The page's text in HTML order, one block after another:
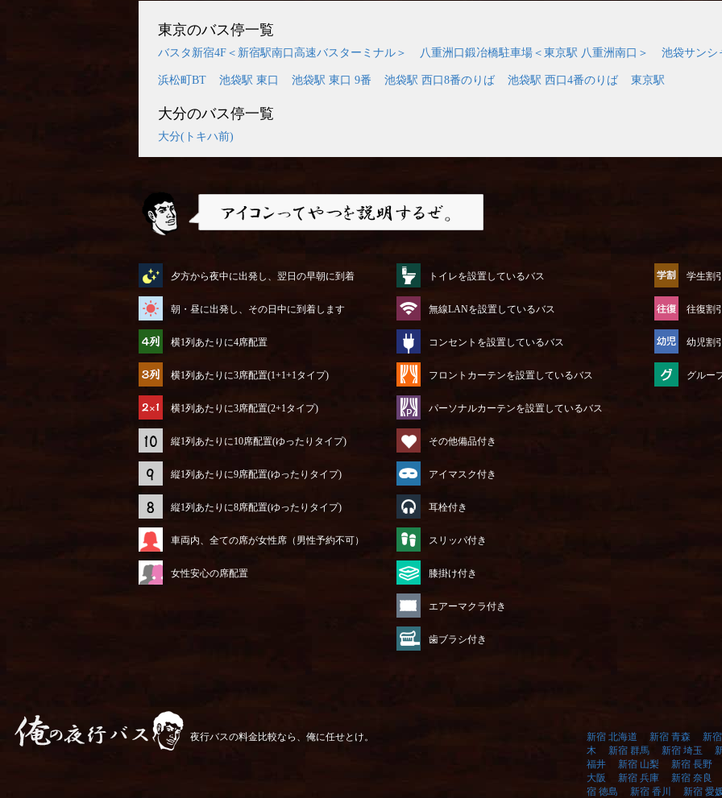
東京のバス停一覧
バスタ新宿4F＜新宿駅南口高速バスターミナル＞ 八重洲口鍛冶橋駐車場＜東京駅 八重洲南口＞ 池袋サンシ
浜松町BT 池袋駅 東口 池袋駅 東口 9番 池袋駅 西口8番のりば 池袋駅 西口4番のりば 東京駅
大分のバス停一覧
大分(トキハ前)
夕方から夜中に出発し、翌日の早朝に到着
朝・昼に出発し、その日中に到着します
横1列あたりに4席配置
横1列あたりに3席配置(1+1+1タイプ)
横1列あたりに3席配置(2+1タイプ)
縦1列あたりに10席配置(ゆったりタイプ)
縦1列あたりに9席配置(ゆったりタイプ)
縦1列あたりに8席配置(ゆったりタイプ)
車両内、全ての席が女性席（男性予約不可）
女性安心の席配置
トイレを設置しているバス
無線LANを設置しているバス
コンセントを設置しているバス
フロントカーテンを設置しているバス
パーソナルカーテンを設置しているバス
その他備品付き
アイマスク付き
耳栓付き
スリッパ付き
膝掛け付き
エアーマクラ付き
歯ブラシ付き
学生割
往復割
幼児割
グルー
夜行バスの料金比較なら、俺に任せとけ。 新宿 北海道 新宿 青森
新
木
新宿 群馬 新宿 埼玉
福井
新宿 山梨
新宿 長野
大阪
新宿 兵庫
新宿 奈良
宿 徳島
新宿 香川 新宿 愛